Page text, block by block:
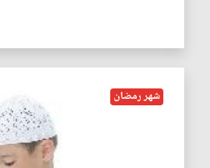
شهر رمضان